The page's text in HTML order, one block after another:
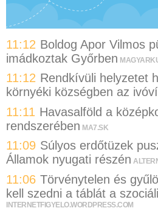
11:12 Boldog Apor Vilmos
imádkoztak Győrben
11:12 Rendkívüli helyzetet
környéki községben az
11:11 Havasalföld a
rendszerében MA7.SK
11:09 Súlyos erdőtüzek
Államok nyugati részén
11:06 Törvénytelen és
kell szedni a táblát a
INTERNETFIGYELO.WORDPRESS.COM